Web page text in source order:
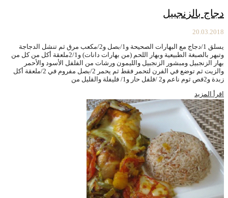
دجاج بالزنجبيل
20.03.2018
يسلق 1/دجاج مع البهارات الصحيحة و1/بصل و2/مكعب مرق ثم تنشل الدجاجة
وتبهر بالصبغة الطبيعية وبهار اللحم (من بهارات دانات) و2/1ملعقة أكل من كل من
بهار الزنجبيل ومبشور الزنجبيل والليمون ورشات من الفلفل الأسود والأحمر
والزيت ثم توضع في الفرن لتحمر فقط ثم يحمر 2/بصل مفروم في 2/ملعقة أكل
زبدة و2فص ثوم ناعم و2 /فلفل حار و1/ فليفلة والقليل من
اقرأ المزيد